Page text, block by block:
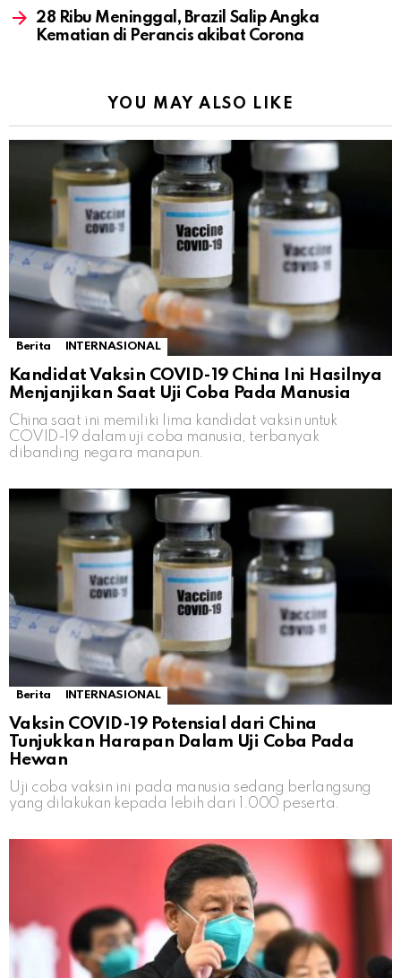
28 Ribu Meninggal, Brazil Salip Angka
Kematian di Perancis akibat Corona
YOU MAY ALSO LIKE
Berita INTERNASIONAL
Kandidat Vaksin COVID-19 China Ini Hasilnya
Menjanjikan Saat Uji Coba Pada Manusia
China saat ini memiliki lima kandidat vaksin untuk
COVID-19 dalam uji coba manusia, terbanyak
dibanding negara manapun.
Berita INTERNASIONAL
Vaksin COVID-19 Potensial dari China
Tunjukkan Harapan Dalam Uji Coba Pada
Hewan
Uji coba vaksin ini pada manusia sedang berlangsung
yang dilakukan kepada lebih dari 1.000 peserta.